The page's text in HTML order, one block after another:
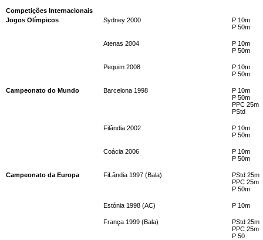
Competições Internacionais
Jogos Olímpicos
Sydney 2000
P 10m
P 50m
Atenas 2004
P 10m
P 50m
Pequim 2008
P 10m
P 50m
Campeonato do Mundo Barcelona 1998
P 10m
P 50m
PPC 25m
PStd
Filândia 2002
P 10m
P 50m
Coácia 2006
P 10m
P 50m
Campeonato da Europa FiLândia 1997 (Bala)
PStd 25m
PPC 25m
P 50m
Estónia 1998 (AC) P 10m
França 1999 (Bala)
PStd 25m
PPC 25m
P 50